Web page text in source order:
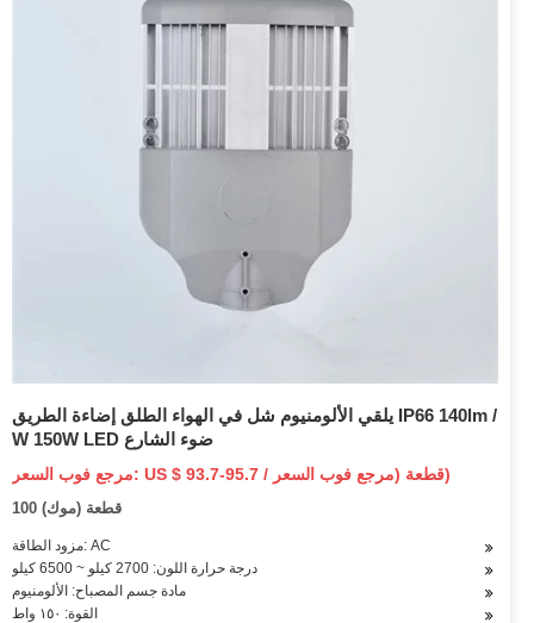
يلقي الألومنيوم شل في الهواء الطلق إضاءة الطريق IP66 140lm /
W 150W LED ضوء الشارع
مرجع فوب السعر: US $ 93.7-95.7 / قطعة (مرجع فوب السعر)
100 قطعة (موك)
مزود الطاقة: AC
درجة حرارة اللون: 2700 كيلو ~ 6500 كيلو
مادة جسم المصباح: الألومنيوم
القوة: ١٥٠ واط